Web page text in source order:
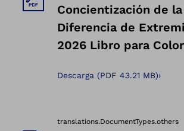
Concientización de la
Diferencia de
2026 Libro para
Descarga (PDF 43.21 MB)›
translations.DocumentTypes.others